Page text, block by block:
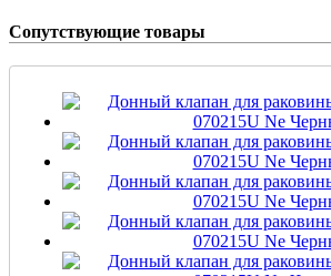
Сопутствующие товары